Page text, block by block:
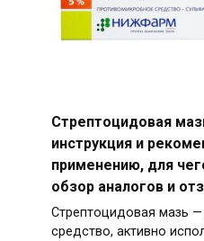
Стрептоцидовая
инструкция и
применению, для
обзор аналогов и
Стрептоцидовая мазь —
средство, активно